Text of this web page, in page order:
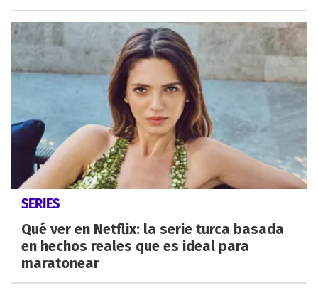
SERIES
Qué ver en Netflix: la serie turca basada
en hechos reales que es ideal para
maratonear